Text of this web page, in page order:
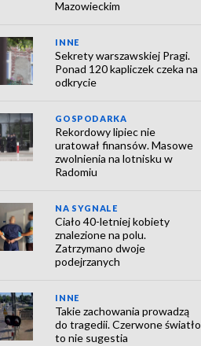
Mazowieckim
INNE
Sekrety warszawskiej Pragi.
Ponad 120 kapliczek czeka na
odkrycie
GOSPODARKA
Rekordowy lipiec nie
uratował finansów. Masowe
zwolnienia na lotnisku w
Radomiu
NA SYGNALE
Ciało 40-letniej kobiety
znalezione na polu.
Zatrzymano dwoje
podejrzanych
INNE
Takie zachowania prowadzą
do tragedii. Czerwone światło
to nie sugestia